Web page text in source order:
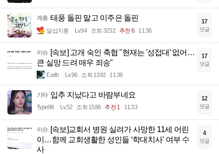
계층 태풍 돌핀 말고 이주은 돌핀
달섭지롱 Lv.94 조회 3232 추천 6 11:36
17
댓글
이슈 [속보] 고개 숙인 축협 "현재는 '성접대' 없어…
큰 실망 드려 매우 죄송"
Earth Lv.96 조회 1392 11:36
17
댓글
기타 입추 지났다고 바람부네요
Type98 Lv.52 조회 1586 추천 1 11:33
12
댓글
이슈 [속보]교회서 병원 실려가 사망한 11세 어린
이…함께 교회생활한 성인들 ‘학대치사’ 여부 수
사
4
댓글